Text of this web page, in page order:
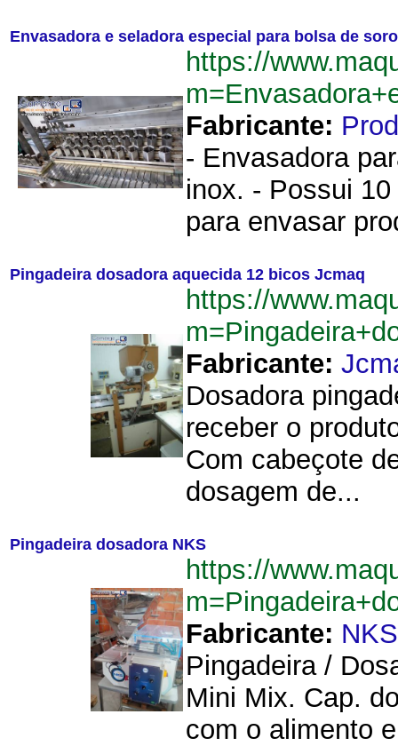
Envasadora e seladora especial para bolsa de
https://
Fabricante:
- Envasadora
inox. - Possui
para envasar
Pingadeira dosadora aquecida 12 bicos Jcmaq
https://
Fabricante:
Dosadora
receber o
Com cabeçote
dosagem de...
Pingadeira dosadora NKS
https://
Fabricante: NKS
Pingadeira /
Mini Mix. Cap.
com o alimento